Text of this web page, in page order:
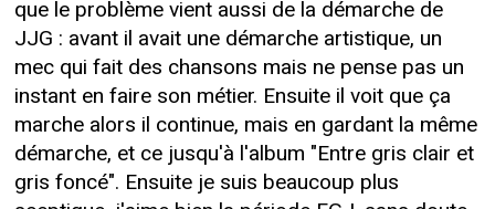
que le problème vient aussi de la démarche de
JJG : avant il avait une démarche artistique, un
mec qui fait des chansons mais ne pense pas un
instant en faire son métier. Ensuite il voit que ça
marche alors il continue, mais en gardant la même
démarche, et ce jusqu'à l'album "Entre gris clair et
gris foncé". Ensuite je suis beaucoup plus